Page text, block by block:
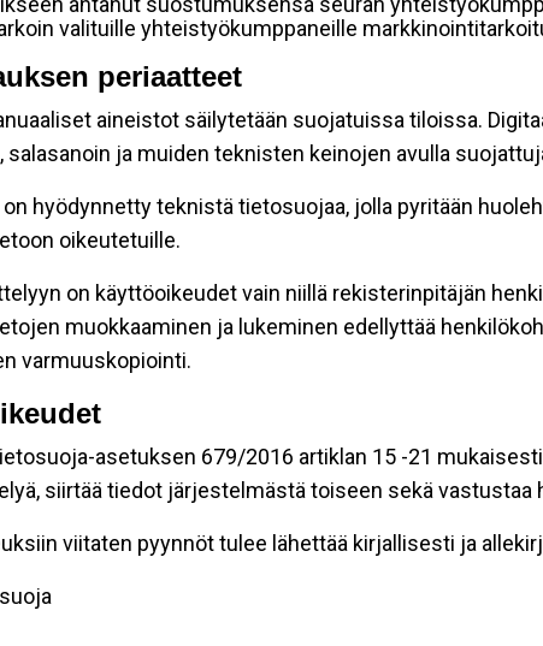
valituille yhteistyökumppaneille
periaatteet
aineistot säilytetään suojatuissa tiloissa.
salasanoin ja muiden teknisten keinojen avulla
hyödynnetty teknistä tietosuojaa, jolla pyritään
oikeutetuille.
on käyttöoikeudet vain niillä rekisterinpitäjän
muokkaaminen ja lukeminen edellyttää
varmuuskopiointi.
asetuksen 679/2016 artiklan 15 -21
siirtää tiedot järjestelmästä toiseen sekä vastustaa
viitaten pyynnöt tulee lähettää kirjallisesti ja